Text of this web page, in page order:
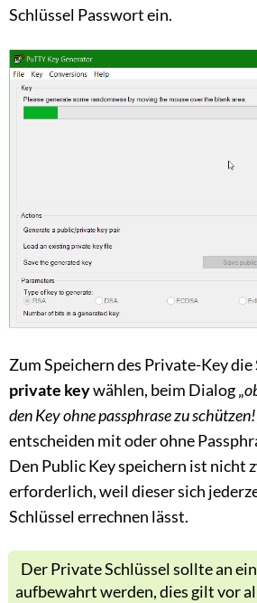
Schlüssel Passwort ein.
Zum Speichern des Private-Key
private keywählen, beim Dialog „
den Key ohne passphrase zu schützen!
entscheiden mit oder ohne
Den Public Key speichern ist nicht
erforderlich, weil dieser sich
Schlüssel errechnen lässt.
Der Private Schlüssel sollte an
aufbewahrt werden, dies gilt vor